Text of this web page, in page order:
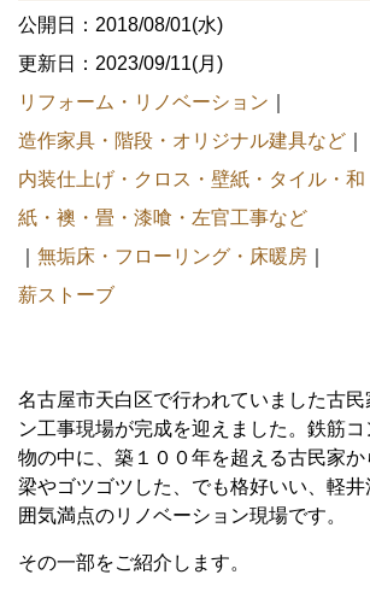
公開日：2018/08/01(水)
更新日：2023/09/11(月)
リフォーム・リノベーション
造作家具・階段・オリジナル建具など
内装仕上げ・クロス・壁紙・タイル・和
紙・襖・畳・漆喰・左官工事など
無垢床・フローリング・床暖房
薪ストーブ
名古屋市天白区で行われていました古民
ン工事現場が完成を迎えました。鉄筋
物の中に、築１００年を超える古民家
梁やゴツゴツした、でも格好いい、軽
囲気満点のリノベーション現場です。
その一部をご紹介します。